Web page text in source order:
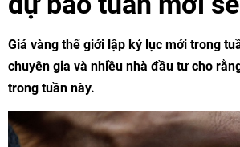
Giá vàng thế giới lập kỷ lục mới trong
chuyên gia và nhiều nhà đầu tư cho
trong tuần này.